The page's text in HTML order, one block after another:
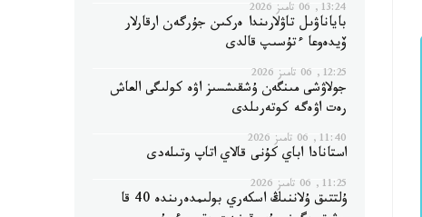
13:24, 06 تامىز 2026
باياناۋىل تاۋلارىندا ەركىن جۇرگەن ارقارلار
ۆيدەوعا ءتۇسىپ قالدى
12:25, 06 تامىز 2026
جولاۋشى مىنگەن ۇشقىشسىز اۋە كولىگى العاش
رەت اۋەگە كوتەرىلدى
11:40, 06 تامىز 2026
استانادا اباي كۇنى قالاي اتاپ وتىلەدى
11:25, 06 تامىز 2026
ۇلتتىق ۇلاننىڭ اسكەري بولىمدەرىندە 40 قا